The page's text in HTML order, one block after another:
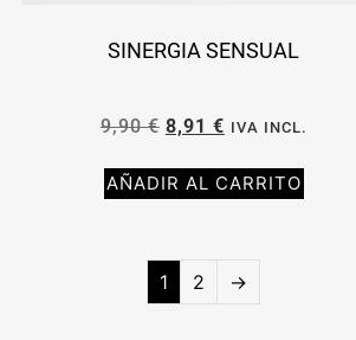
SINERGIA SENSUAL
9,90€ 8,91 € IVA INCL.
AÑADIR AL CARRITO
1 2 →